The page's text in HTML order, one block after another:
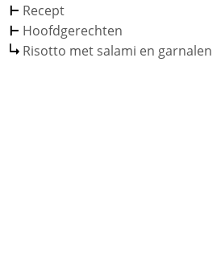
Recept
Hoofdgerechten
Risotto met salami en garnalen